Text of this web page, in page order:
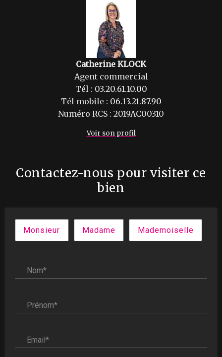
Catherine KLOCK
Agent commercial
Tél : 03.20.61.10.00
Tél mobile : 06.13.21.87.90
Numéro RCS : 2019AC00310
Voir son profil
Contactez-nous pour visiter ce
bien
Civilité :
Monsieur Madame Mademoiselle